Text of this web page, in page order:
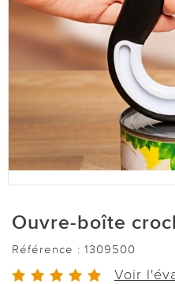
Ouvre-boîte
Référence : 1309500
Voir